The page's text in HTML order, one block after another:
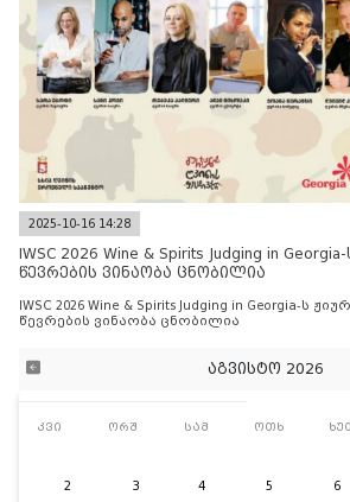
2025-10-16 14:28
IWSC 2026 Wine & Spirits Judging in
წევრების ვინაობა ცნობილია
IWSC 2026 Wine & Spirits Judging in Georgia-ს
წევრების ვინაობა ცნობილია
აგვისტო 2026
კვი ორშ სამ ოთხ
2
3 4 5 6